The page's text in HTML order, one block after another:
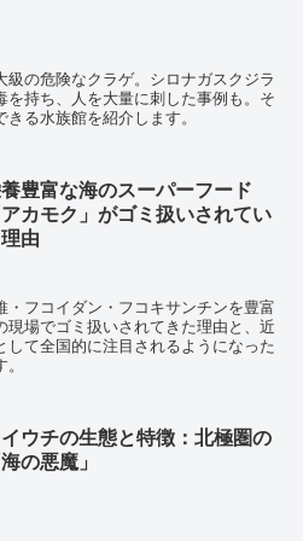
の危険なクラゲ。シロナガスクジラ
持ち、人を大量に刺した事例も。そ
る水族館を紹介します。
豊富な海のスーパーフード
アカモク」がゴミ扱いされてい
由
フコイダン・フコキサンチンを豊富
場でゴミ扱いされてきた理由と、近
て全国的に注目されるようになった
ウチの生態と特徴：北極圏の
海の悪魔」